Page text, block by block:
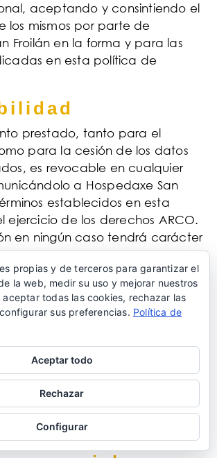
aceptando y consintiendo el
los mismos por parte de
Froilán en la forma y para las
en esta política de
prestado, tanto para el
para la cesión de los datos
es revocable en cualquier
a Hospedaxe San
establecidos en esta
ejercicio de los derechos ARCO.
en ningún caso tendrá carácter
en la política de
Froilán se reserva el derecho a
política para adaptarla a
o jurisprudenciales, así
de la industria. En dichos
San Froilán anunciará en
cambios introducidos con
a su puesta en práctica.
propias y de terceros para garantizar el
la web, medir su uso y mejorar nuestros
aceptar todas las cookies, rechazar las
sus preferencias. Política de
Aceptar todo
Rechazar
Configurar